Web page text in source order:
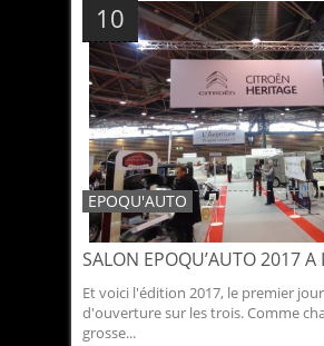
SALON EPOQU’AUTO 2017 A
Et voici l'édition 2017, le premier jour
d'ouverture sur les trois. Comme
grosse...
EPOQU'AUTO
10